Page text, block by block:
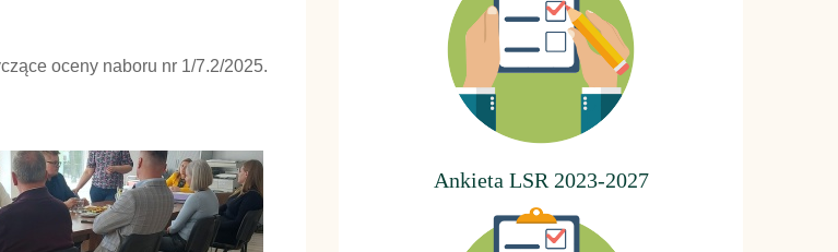
oceny naboru nr 1/7.2/2025.
Ankieta LSR 2023-2027